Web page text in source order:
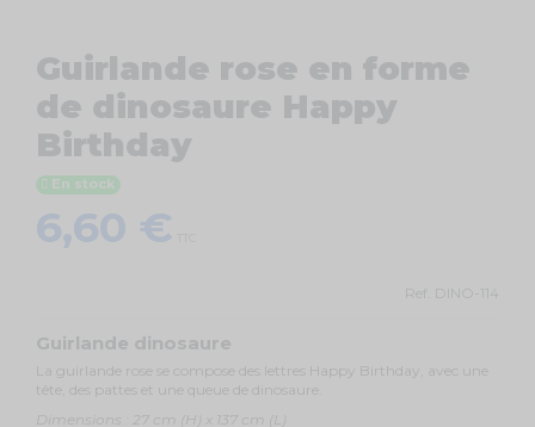
Guirlande rose en forme
de dinosaure Happy
Birthday
En stock
6,60 €
Ref. DINO-114
Guirlande dinosaure
La guirlande rose se compose des lettres Happy Birthday, avec une
tête, des pattes et une queue de dinosaure.
Dimensions : 27 cm (H) x 137 cm (L)